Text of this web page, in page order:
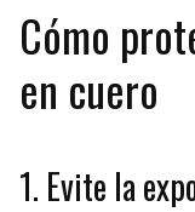
Cómo
en cuero
1. Evite la